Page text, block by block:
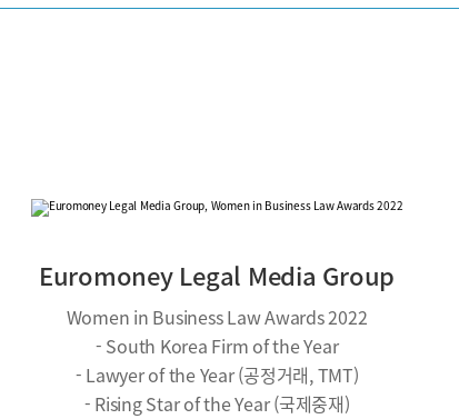
Euromoney Legal Media Group
Women in Business Law Awards 2022
- South Korea Firm of the Year
- Lawyer of the Year (공정거래, TMT)
- Rising Star of the Year (국제중재)